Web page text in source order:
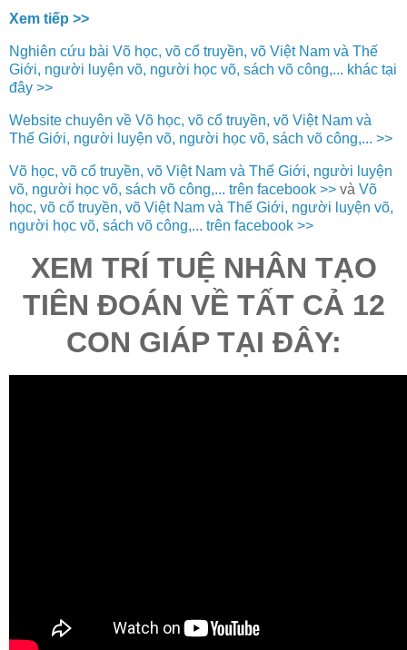
Xem tiếp >>
Nghiên cứu bài Võ học, võ cổ truyền, võ Việt Nam và Thế
Giới, người luyện võ, người học võ, sách võ công,... khác tại
đây >>
Website chuyên về Võ học, võ cổ truyền, võ Việt Nam và
Thế Giới, người luyện võ, người học võ, sách võ công,... >>
Võ học, võ cổ truyền, võ Việt Nam và Thế Giới, người luyện
võ, người học võ, sách võ công,... trên facebook >> và Võ
học, võ cổ truyền, võ Việt Nam và Thế Giới, người luyện võ,
người học võ, sách võ công,... trên facebook >>
XEM TRÍ TUỆ NHÂN TẠO
TIÊN ĐOÁN VỀ TẤT CẢ 12
CON GIÁP TẠI ĐÂY: